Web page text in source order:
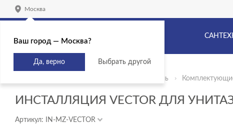
Москва
Сантехника и мебель
ИНСТАЛЛЯЦИЯ VECTOR ДЛЯ
Артикул: IN-MZ-VECTOR
Ваш город — Москва?
Да, верно Выбрать другой